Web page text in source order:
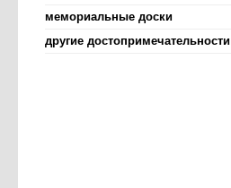
мемориальные доски
другие достопримечательности